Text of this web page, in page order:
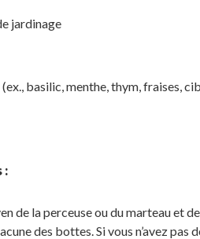
jardinage
basilic, menthe, thym, fraises,
:
de la perceuse ou du marteau et
des bottes. Si vous n’avez